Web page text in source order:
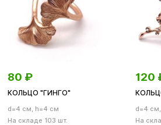
80 ₽
КОЛЬЦО "ГИНГО"
d=4 см, h=4 см
На складе 103 шт.
120
d=4
На